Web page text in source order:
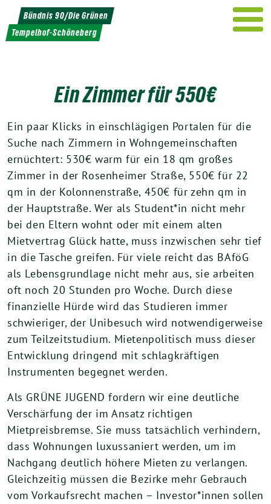
Weiter
zum
Inhalt
Bündnis 90/Die Grünen
Tempelhof-Schöneberg
Ein Zimmer für 550€
Ein paar Klicks in einschlägigen Portalen für die
Suche nach Zimmern in Wohngemeinschaften
ernüchtert: 530€ warm für ein 18 qm großes
Zimmer in der Rosenheimer Straße, 550€ für 22
qm in der Kolonnenstraße, 450€ für zehn qm in
der Hauptstraße. Wer als Student*in nicht mehr
bei den Eltern wohnt oder mit einem alten
Mietvertrag Glück hatte, muss inzwischen sehr tief
in die Tasche greifen. Für viele reicht das BAföG
als Lebensgrundlage nicht mehr aus, sie arbeiten
oft noch 20 Stunden pro Woche. Durch diese
finanzielle Hürde wird das Studieren immer
schwieriger, der Unibesuch wird notwendigerweise
zum Teilzeitstudium. Mietenpolitisch muss dieser
Entwicklung dringend mit schlagkräftigen
Instrumenten begegnet werden.
Als GRÜNE JUGEND fordern wir eine deutliche
Verschärfung der im Ansatz richtigen
Mietpreisbremse. Sie muss tatsächlich verhindern,
dass Wohnungen luxussaniert werden, um im
Nachgang deutlich höhere Mieten zu verlangen.
Gleichzeitig müssen die Bezirke mehr Gebrauch
vom Vorkaufsrecht machen – Investor*innen sollen